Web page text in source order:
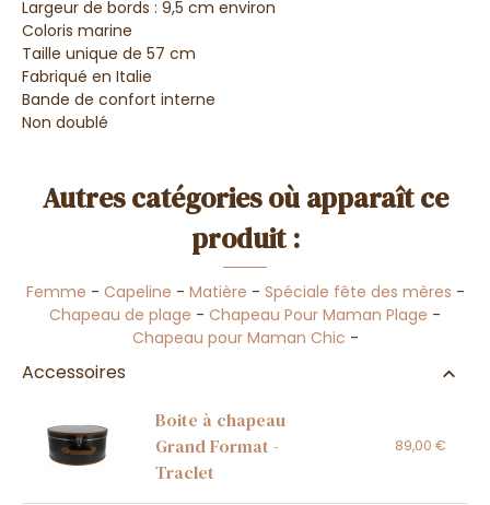
Largeur de bords : 9,5 cm environ
Coloris marine
Taille unique de 57 cm
Fabriqué en Italie
Bande de confort interne
Non doublé
Autres catégories où apparaît ce
produit :
Femme - Capeline - Matière - Spéciale fête des mères -
Chapeau de plage - Chapeau Pour Maman Plage -
Chapeau pour Maman Chic -
Accessoires
Boite à chapeau
Grand Format -
Traclet
89,00 €